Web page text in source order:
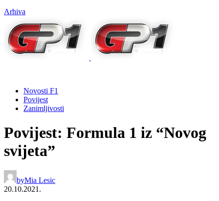
Arhiva
Novosti F1
Povijest
Zanimljivosti
Povijest: Formula 1 iz “Novog
svijeta”
byMia Lesic
20.10.2021.